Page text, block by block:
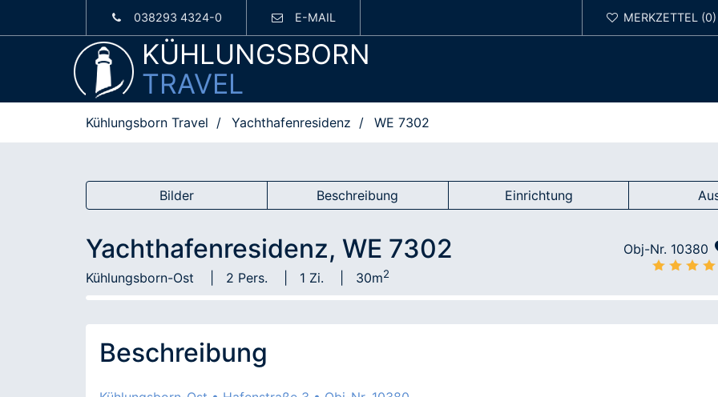
038293 4324-0 E-MAIL
KÜHLUNGSBORN
TRAVEL
Kühlungsborn Travel Yachthafenresidenz WE 7302
Bilder Beschreibung Einrichtung
Yachthafenresidenz, WE 7302
Kühlungsborn-Ost 2 Pers. 1 Zi. 30m2
Obj-Nr. 10380
Beschreibung